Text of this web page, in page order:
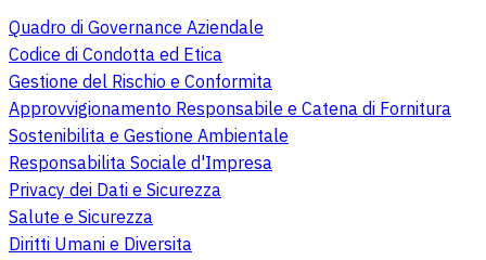
Quadro di Governance Aziendale
Codice di Condotta ed Etica
Gestione del Rischio e Conformita
Approvvigionamento Responsabile e Catena di Fornitura
Sostenibilita e Gestione Ambientale
Responsabilita Sociale d'Impresa
Privacy dei Dati e Sicurezza
Salute e Sicurezza
Diritti Umani e Diversita